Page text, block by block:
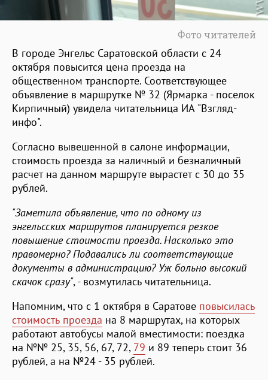
Фото читателей
В городе Энгельс Саратовской области с 24
октября повысится цена проезда на
общественном транспорте. Соответствующее
объявление в маршрутке № 32 (Ярмарка - поселок
Кирпичный) увидела читательница ИА "Взгляд-
инфо".
Согласно вывешенной в салоне информации,
стоимость проезда за наличный и безналичный
расчет на данном маршруте вырастет с 30 до 35
рублей.
"Заметила объявление, что по одному из
энгельсских маршрутов планируется резкое
повышение стоимости проезда. Насколько это
правомерно? Подавались ли соответствующие
документы в администрацию? Уж больно высокий
скачок сразу", - возмутилась читательница.
Напомним, что с 1 октября в Саратове повысилась
стоимость проезда на 8 маршрутах, на которых
работают автобусы малой вместимости: поездка
на №№ 25, 35, 56, 67, 72, 79 и 89 теперь стоит 36
рублей, а на №24 - 35 рублей.